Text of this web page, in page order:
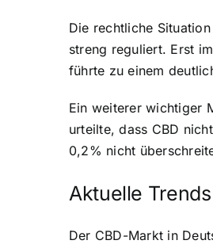
Die rechtliche
streng reguliert. Erst
führte zu einem
Ein weiterer wichtiger
urteilte, dass CBD
0,2% nicht
Aktuelle
Der CBD-Markt in